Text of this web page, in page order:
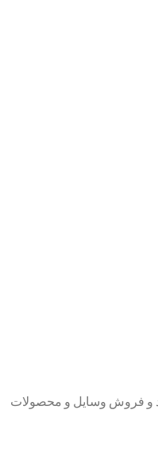
و فروش وسایل و محصولات